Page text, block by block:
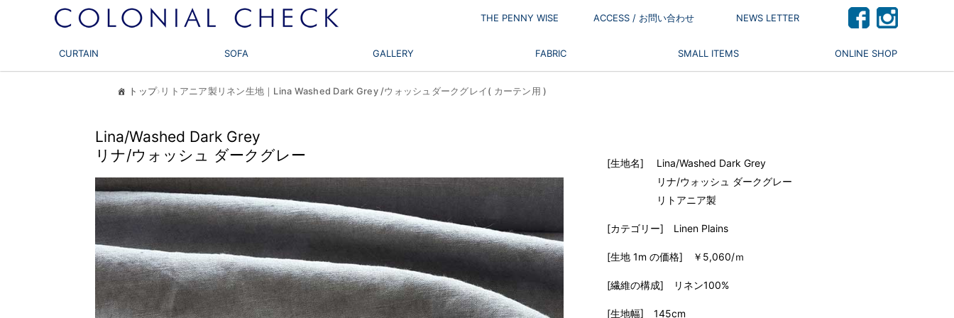
THE PENNY WISE ACCESS / お問い合わせ NEWS LETTER
CURTAIN SOFA GALLERY FABRIC SMALL ITEMS ONLINE SHOP
トップ› リトアニア製リネン生地｜Lina Washed Dark Grey /ウォッシュダークグレイ( カーテン用 )
Lina/Washed Dark Grey
リナ/ウォッシュ ダークグレー
[生地名] Lina/Washed Dark Grey
リナ/ウォッシュ ダークグレー
リトアニア製
[カテゴリー] Linen Plains
[生地 1m の価格] ￥5,060/ｍ
[繊維の構成] リネン100%
[生地幅] 145cm